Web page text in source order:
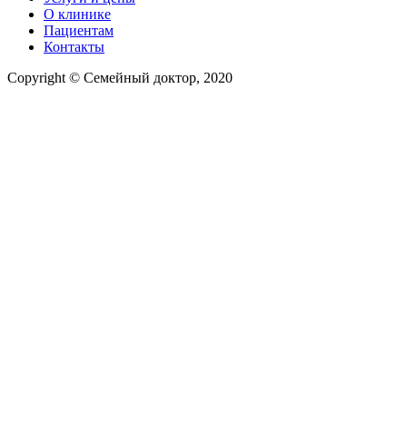
О клинике
Пациентам
Контакты
Copyright © Семейный доктор, 2020